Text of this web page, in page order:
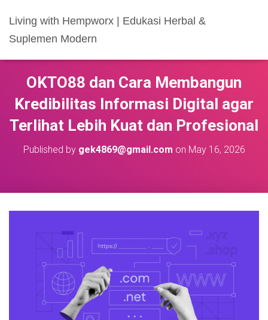
Living with Hempworx | Edukasi Herbal &
Suplemen Modern
OKTO88 dan Cara Membangun
Kredibilitas Informasi Digital agar
Terlihat Lebih Kuat dan Profesional
Published by gek4869@gmail.com on May 16, 2026